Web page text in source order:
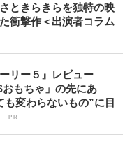
ときらきらを独特の映
衝撃作＜出演者コラム
ーリー５』レビュー
おもちゃ」の先にあ
も変わらないもの”に目
P R